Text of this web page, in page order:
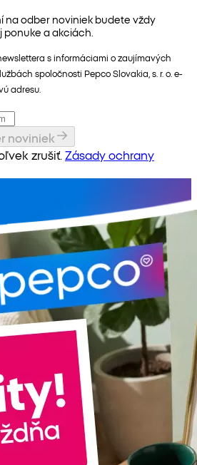
na odber noviniek budete vždy
ponuke a akciách.
s informáciami o zaujímavých
spoločnosti Pepco Slovakia, s. r. o. e-
adresu.
noviniek
zrušiť. Zásady ochrany